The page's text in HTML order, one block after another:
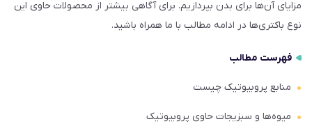
مزایای آن‌ها برای بدن بپردازیم. برای آگاهی بیشتر از محصولات حاوی این
نوع باکتری‌ها در ادامه مطالب با ما همراه باشید.
فهرست مطالب
منابع پروبیوتیک چیست
میوه‌ها و سبزیجات حاوی پروبیوتیک